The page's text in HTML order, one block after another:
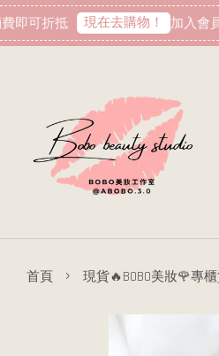
可折抵 現在去購物！ 加入會員
首頁 › 現貨🔥BOBO美妝🌹專